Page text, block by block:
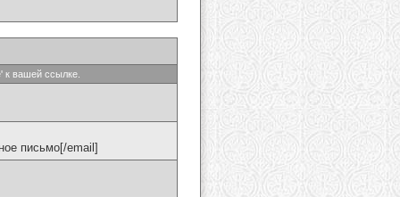
к вашей ссылке.
письмо[/email]